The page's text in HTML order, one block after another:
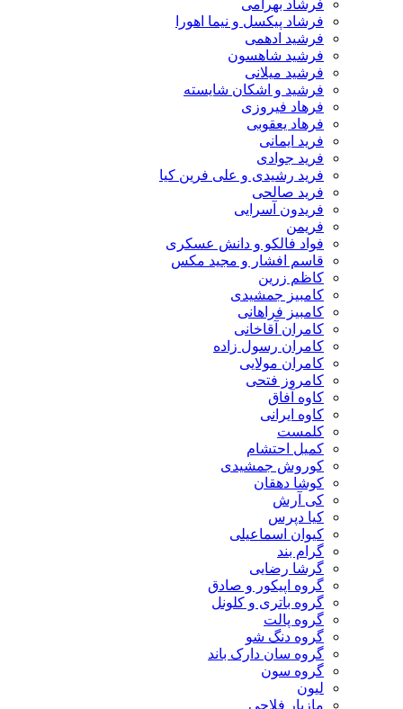
فرشاد بهرامی
فرشاد پیکسل و نیما اهورا
فرشید ادهمی
فرشید شاهسون
فرشید میلانی
فرشید و اشکان شایسته
فرهاد فیروزی
فرهاد یعقوبی
فرید ایمانی
فرید جوادی
فرید رشیدی و علی فرین کیا
فرید صالحی
فریدون آسرایی
فریمن
فواد فالکو و دانش عسکری
قاسم افشار و مجید مکس
کاظم زرین
کامبیز جمشیدی
کامبیز فراهانی
کامران آقاخانی
کامران رسول زاده
کامران مولایی
کامروز فتحی
کاوه آفاق
کاوه ایرانی
کلمست
کمیل احتشام
کوروش جمشیدی
کوشا دهقان
کی آرش
کیا دپرس
کیوان اسماعیلی
گرام بند
گرشا رضایی
گروه اپیکور و صادق
گروه باتری و کلونل
گروه پالت
گروه دنگ شو
گروه سان دارک باند
گروه سون
لیون
مازیار فلاحی